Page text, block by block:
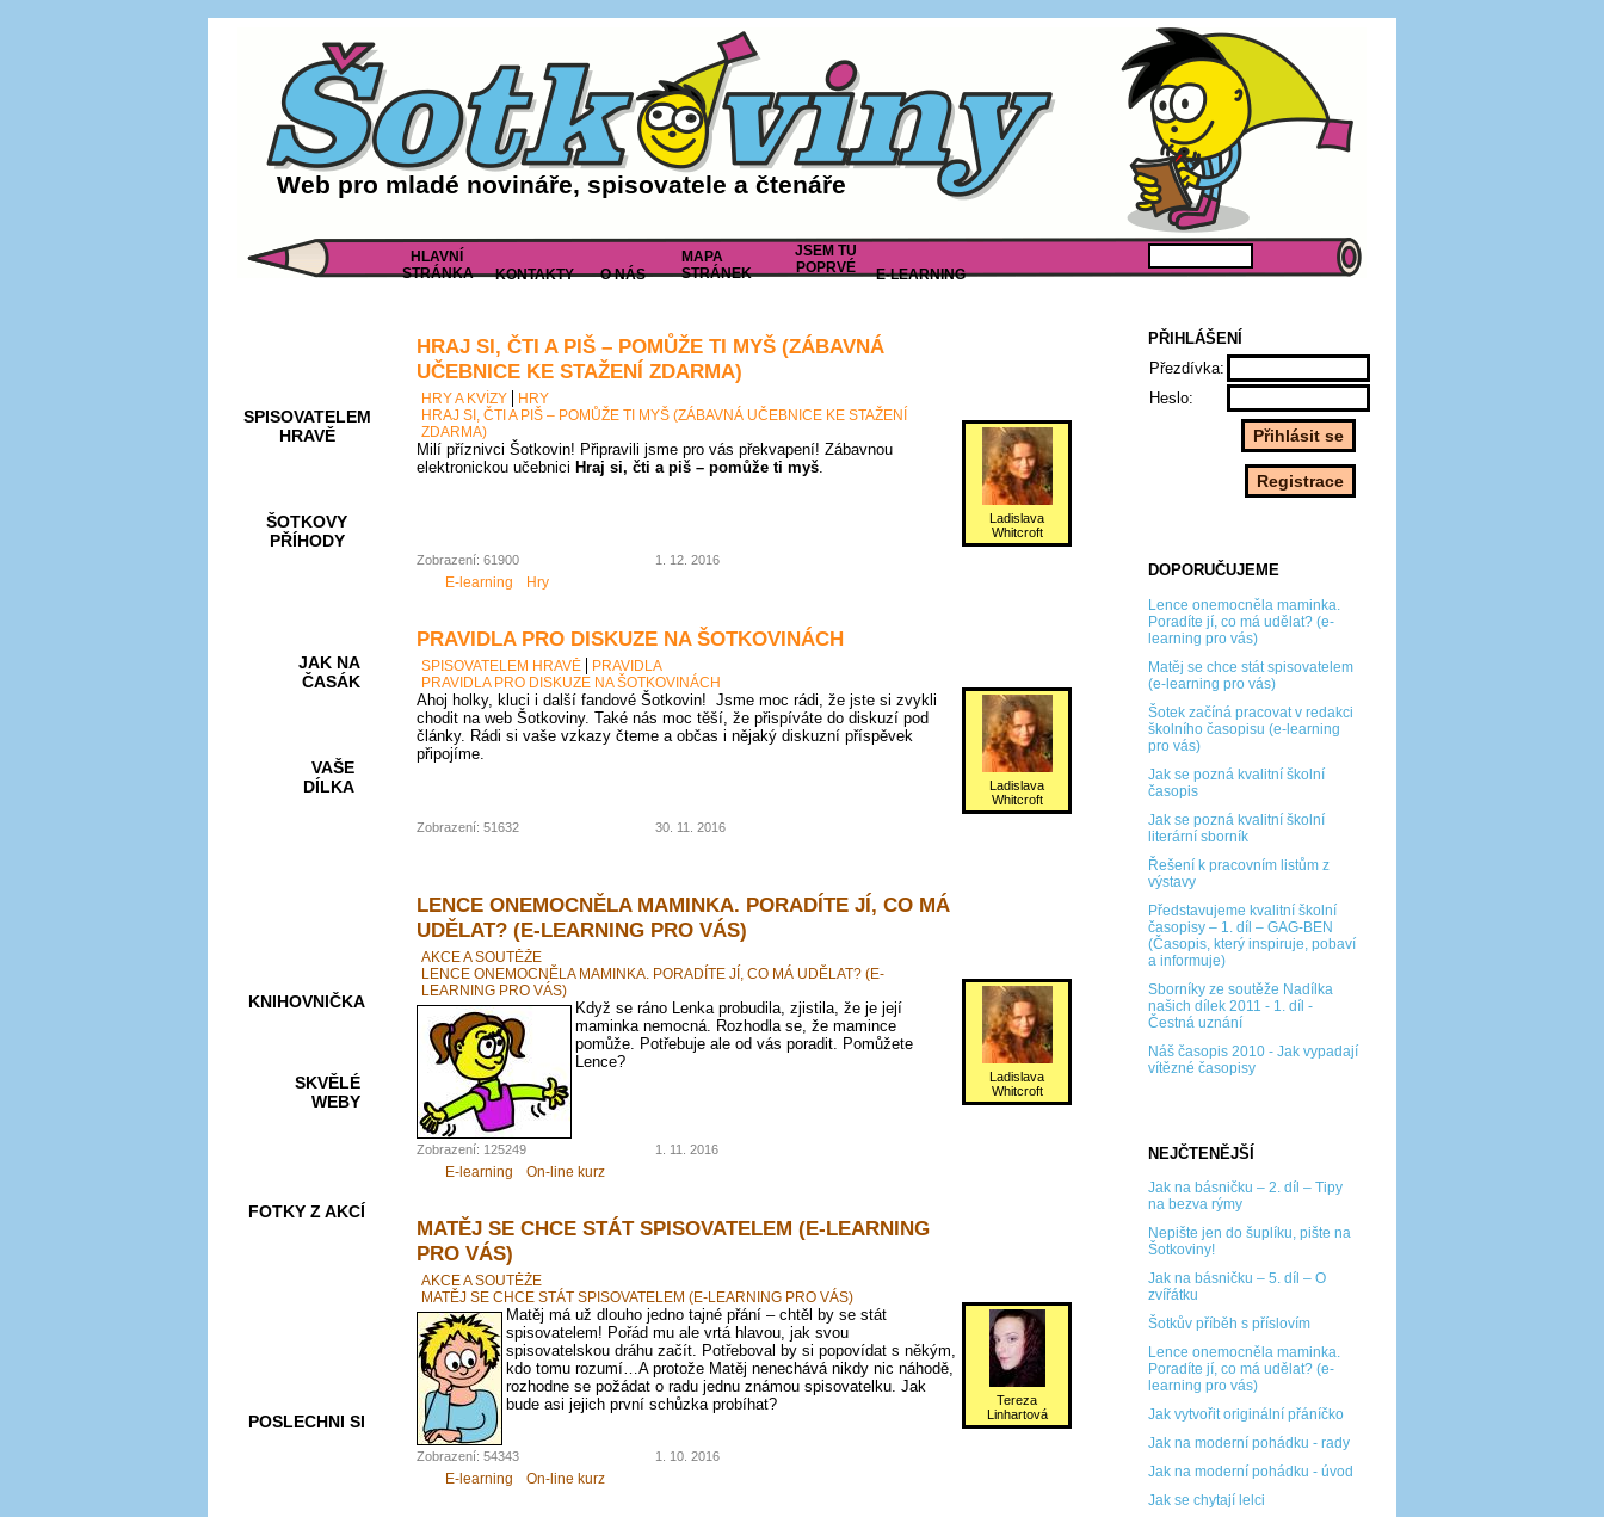
Web pro mladé novináře, spisovatele a čtenáře
HLAVNÍ
STRÁNKA
KONTAKTY O NÁS
MAPA
STRÁNEK
JSEM TU
POPRVÉ
E-LEARNING
SPISOVATELEM
HRAVĚ
ŠOTKOVY
PŘÍHODY
JAK NA
ČASÁK
VAŠE
DÍLKA
KNIHOVNIČKA
SKVĚLÉ
WEBY
FOTKY Z AKCÍ
POSLECHNI SI
PŘIHLÁŠENÍ
Přezdívka:
Heslo:
DOPORUČUJEME
Lence onemocněla maminka.
Poradíte jí, co má udělat? (e-
learning pro vás)
Matěj se chce stát spisovatelem
(e-learning pro vás)
Šotek začíná pracovat v redakci
školního časopisu (e-learning
pro vás)
Jak se pozná kvalitní školní
časopis
Jak se pozná kvalitní školní
literární sborník
Řešení k pracovním listům z
výstavy
Představujeme kvalitní školní
časopisy – 1. díl – GAG-BEN
(Časopis, který inspiruje, pobaví
a informuje)
Sborníky ze soutěže Nadílka
našich dílek 2011 - 1. díl -
Čestná uznání
Náš časopis 2010 - Jak vypadají
vítězné časopisy
NEJČTENĚJŠÍ
Jak na básničku – 2. díl – Tipy
na bezva rýmy
Nepište jen do šuplíku, pište na
Šotkoviny!
Jak na básničku – 5. díl – O
zvířátku
Šotkův příběh s příslovím
Lence onemocněla maminka.
Poradíte jí, co má udělat? (e-
learning pro vás)
Jak vytvořit originální přáníčko
Jak na moderní pohádku - rady
Jak na moderní pohádku - úvod
Jak se chytají lelci
HRAJ SI, ČTI A PIŠ – POMŮŽE TI MYŠ (ZÁBAVNÁ
UČEBNICE KE STAŽENÍ ZDARMA)
HRY A KVÍZY
HRY
HRAJ SI, ČTI A PIŠ – POMŮŽE TI MYŠ (ZÁBAVNÁ UČEBNICE KE STAŽENÍ
ZDARMA)
Ladislava
Whitcroft
Milí příznivci Šotkovin! Připravili jsme pro vás překvapení! Zábavnou
elektronickou učebnici Hraj si, čti a piš – pomůže ti myš.
Zobrazení: 61900 1. 12. 2016
E-learning Hry
PRAVIDLA PRO DISKUZE NA ŠOTKOVINÁCH
SPISOVATELEM HRAVĚ
PRAVIDLA
PRAVIDLA PRO DISKUZE NA ŠOTKOVINÁCH
Ladislava
Whitcroft
Ahoj holky, kluci i další fandové Šotkovin! Jsme moc rádi, že jste si zvykli
chodit na web Šotkoviny. Také nás moc těší, že přispíváte do diskuzí pod
články. Rádi si vaše vzkazy čteme a občas i nějaký diskuzní příspěvek
připojíme.
Zobrazení: 51632 30. 11. 2016
LENCE ONEMOCNĚLA MAMINKA. PORADÍTE JÍ, CO MÁ
UDĚLAT? (E-LEARNING PRO VÁS)
AKCE A SOUTĚŽE
LENCE ONEMOCNĚLA MAMINKA. PORADÍTE JÍ, CO MÁ UDĚLAT? (E-
LEARNING PRO VÁS)
Ladislava
Whitcroft
Když se ráno Lenka probudila, zjistila, že je její
maminka nemocná. Rozhodla se, že mamince
pomůže. Potřebuje ale od vás poradit. Pomůžete
Lence?
Zobrazení: 125249 1. 11. 2016
E-learning On-line kurz
MATĚJ SE CHCE STÁT SPISOVATELEM (E-LEARNING
PRO VÁS)
AKCE A SOUTĚŽE
MATĚJ SE CHCE STÁT SPISOVATELEM (E-LEARNING PRO VÁS)
Tereza
Linhartová
Matěj má už dlouho jedno tajné přání – chtěl by se stát
spisovatelem! Pořád mu ale vrtá hlavou, jak svou
spisovatelskou dráhu začít. Potřeboval by si popovídat s někým,
kdo tomu rozumí…A protože Matěj nenechává nikdy nic náhodě,
rozhodne se požádat o radu jednu známou spisovatelku. Jak
bude asi jejich první schůzka probíhat?
Zobrazení: 54343 1. 10. 2016
E-learning On-line kurz